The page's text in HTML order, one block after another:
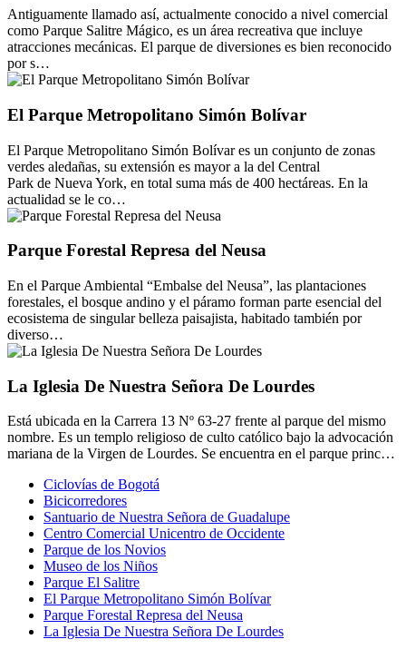
Antiguamente llamado así, actualmente conocido a nivel comercial
como Parque Salitre Mágico, es un área recreativa que incluye
atracciones mecánicas. El parque de diversiones es bien reconocido
por s…
El Parque Metropolitano Simón Bolívar
El Parque Metropolitano Simón Bolívar es un conjunto de zonas
verdes aledañas, su extensión es mayor a la del Central
Park de Nueva York, en total suma más de 400 hectáreas. En la
actualidad se le co…
Parque Forestal Represa del Neusa
En el Parque Ambiental “Embalse del Neusa”, las plantaciones
forestales, el bosque andino y el páramo forman parte esencial del
ecosistema de singular belleza paisajista, habitado también por
diverso…
La Iglesia De Nuestra Señora De Lourdes
Está ubicada en la Carrera 13 Nº 63-27 frente al parque del mismo
nombre. Es un templo religioso de culto católico bajo la advocación
mariana de la Virgen de Lourdes. Se encuentra en el parque princ…
Ciclovías de Bogotá
Bicicorredores
Santuario de Nuestra Señora de Guadalupe
Centro Comercial Unicentro de Occidente
Parque de los Novios
Museo de los Niños
Parque El Salitre
El Parque Metropolitano Simón Bolívar
Parque Forestal Represa del Neusa
La Iglesia De Nuestra Señora De Lourdes